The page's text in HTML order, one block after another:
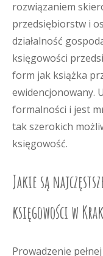
rozwiązaniem
przedsiębiorstw i
działalność
księgowości
form jak książka
ewidencjonowany.
formalności i jest
tak szerokich
księgowość.
Jakie są
księgowości w
Prowadzenie